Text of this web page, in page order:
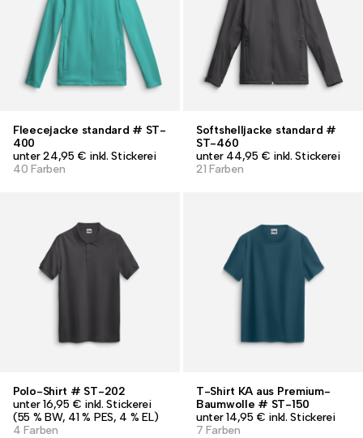
Fleecejacke standard # ST-
400
unter 24,95 € inkl. Stickerei
40 Farben
Softshelljacke standard #
ST-460
unter 44,95 € inkl. Stickerei
21 Farben
Polo-Shirt # ST-202
unter 16,95 € inkl. Stickerei
(55 % BW, 41 % PES, 4 % EL)
4 Farben
T-Shirt KA aus Premium-
Baumwolle # ST-150
unter 14,95 € inkl. Stickerei
7 Farben